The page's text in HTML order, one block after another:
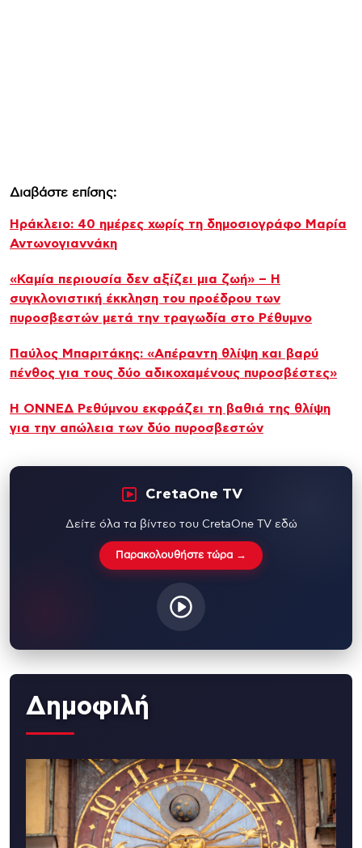
Διαβάστε επίσης:
Ηράκλειο: 40 ημέρες χωρίς τη δημοσιογράφο Μαρία
Αντωνογιαννάκη
«Καμία περιουσία δεν αξίζει μια ζωή» – Η
συγκλονιστική έκκληση του προέδρου των
πυροσβεστών μετά την τραγωδία στο Ρέθυμνο
Παύλος Μπαριτάκης: «Απέραντη θλίψη και βαρύ
πένθος για τους δύο αδικοχαμένους πυροσβέστες»
Η ΟΝΝΕΔ Ρεθύμνου εκφράζει τη βαθιά της θλίψη
για την απώλεια των δύο πυροσβεστών
CretaOne TV
Δείτε όλα τα βίντεο του CretaOne TV εδώ
Παρακολουθήστε τώρα →
Δημοφιλή